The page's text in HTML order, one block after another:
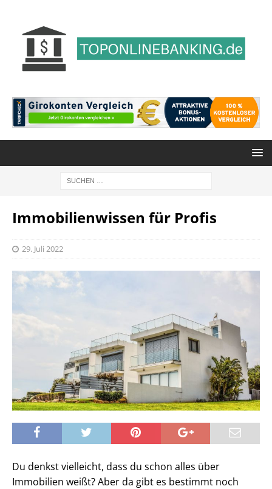
Immobilienwissen für Profis
29. Juli 2022
Du denkst vielleicht, dass du schon alles über
Immobilien weißt? Aber da gibt es bestimmt noch